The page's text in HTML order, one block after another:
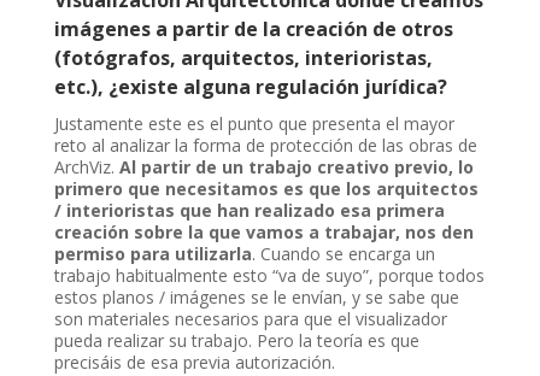
imágenes a partir de la creación de otros
(fotógrafos, arquitectos, interioristas,
etc.), ¿existe alguna regulación jurídica?
Justamente este es el punto que presenta el mayor
reto al analizar la forma de protección de las obras de
ArchViz. Al partir de un trabajo creativo previo, lo
primero que necesitamos es que los arquitectos
/ interioristas que han realizado esa primera
creación sobre la que vamos a trabajar, nos den
permiso para utilizarla. Cuando se encarga un
trabajo habitualmente esto “va de suyo”, porque todos
estos planos / imágenes se le envían, y se sabe que
son materiales necesarios para que el visualizador
pueda realizar su trabajo. Pero la teoría es que
precisáis de esa previa autorización.